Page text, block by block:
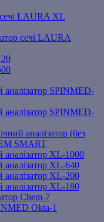
LAURA XL
сечі LAURA
аналізатор SPINMED-
аналізатор SPINMED-
аналізатор (без
SMART
аналізатор XL-1000
аналізатор XL-640
аналізатор XL-200
аналізатор XL-180
Chem-7
Okta-1